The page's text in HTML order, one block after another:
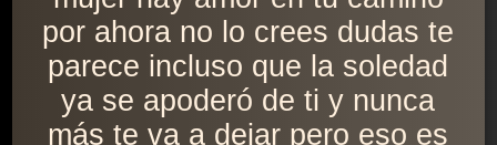
por ahora no lo crees dudas te
parece incluso que la soledad
ya se apoderó de ti y nunca
más te va a dejar pero eso es